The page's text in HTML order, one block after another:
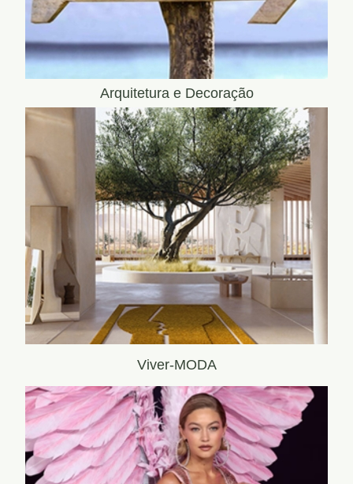
Arquitetura e Decoração
Viver-MODA